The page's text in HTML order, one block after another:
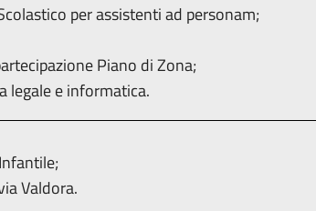
per assistenti ad personam;
Piano di Zona;
legale e informatica.
Valdora.